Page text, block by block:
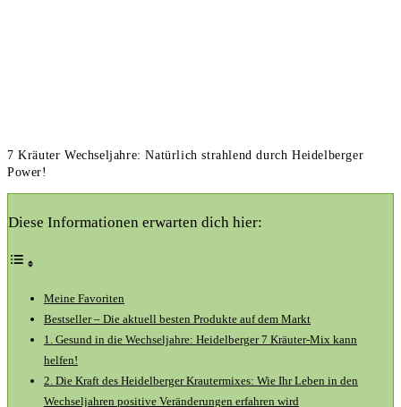
7 Kräuter Wechseljahre: Natürlich strahlend durch Heidelberger
Power!
Diese Informationen erwarten dich hier:
Meine Favoriten
Bestseller – Die aktuell besten Produkte auf dem Markt
1. Gesund in die Wechseljahre: Heidelberger 7 Kräuter-Mix‌ kann
helfen!
2. Die Kraft des Heidelberger Krautermixes: Wie Ihr Leben in den
Wechseljahren positive ​Veränderungen erfahren wird